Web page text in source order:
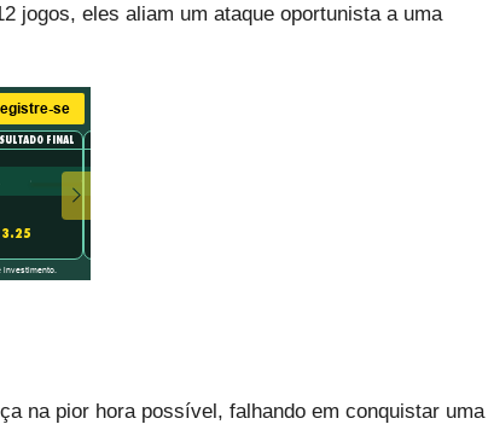
jogos, eles aliam um ataque oportunista a uma
na pior hora possível, falhando em conquistar uma